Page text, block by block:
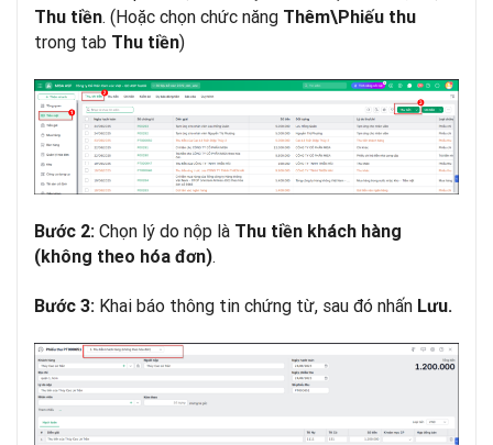
Thu tiền. (Hoặc chọn chức năng Thêm\Phiếu thu
trong tab Thu tiền)
Bước 2: Chọn lý do nộp là Thu tiền khách hàng
(không theo hóa đơn).
Bước 3: Khai báo thông tin chứng từ, sau đó nhấn Lưu.